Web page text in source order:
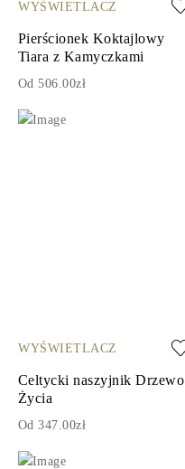
WYŚWIETLACZ
Pierścionek Koktajlowy
Tiara z Kamyczkami
Od 506.00zł
WYŚWIETLACZ
Celtycki naszyjnik Drzewo
Życia
Od 347.00zł